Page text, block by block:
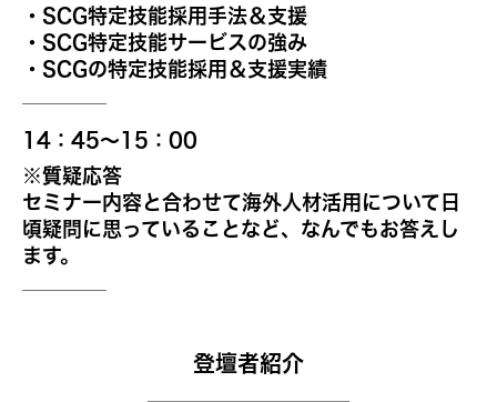
・SCG特定技能採用手法＆支援
・SCG特定技能サービスの強み
・SCGの特定技能採用＆支援実績
14：45～15：00
※質疑応答
セミナー内容と合わせて海外人材活用について日
頃疑問に思っていることなど、なんでもお答えし
ます。
登壇者紹介